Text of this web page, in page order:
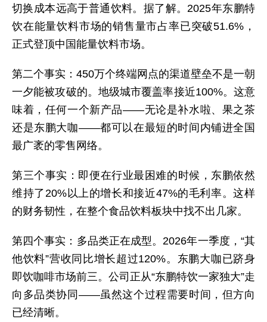
切换成本远高于普通饮料。据了解。2025年东鹏特
饮在能量饮料市场的销售量市占率已突破51.6%，
正式登顶中国能量饮料市场。
第二个事实：450万个终端网点的渠道壁垒不是一朝
一夕能被攻破的。地级城市覆盖率接近100%。这意
味着，任何一个新产品——无论是补水啦、果之茶
还是东鹏大咖——都可以在最短的时间内铺进全国
最广袤的零售网络。
第三个事实：即便在行业最困难的时候，东鹏依然
维持了20%以上的增长和接近47%的毛利率。这样
的财务韧性，在整个食品饮料板块中找不出几家。
第四个事实：多品类正在成型。2026年一季度，“其
他饮料”营收同比增长超过120%。东鹏大咖已跻身
即饮咖啡市场前三。公司正从“东鹏特饮一家独大”走
向多品类协同——虽然这个过程需要时间，但方向
已经清晰。